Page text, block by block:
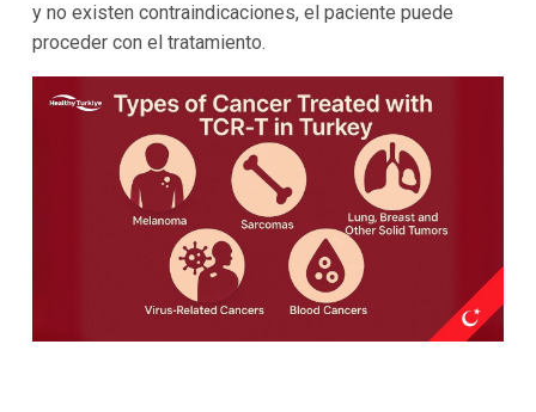
y no existen contraindicaciones, el paciente puede
proceder con el tratamiento.